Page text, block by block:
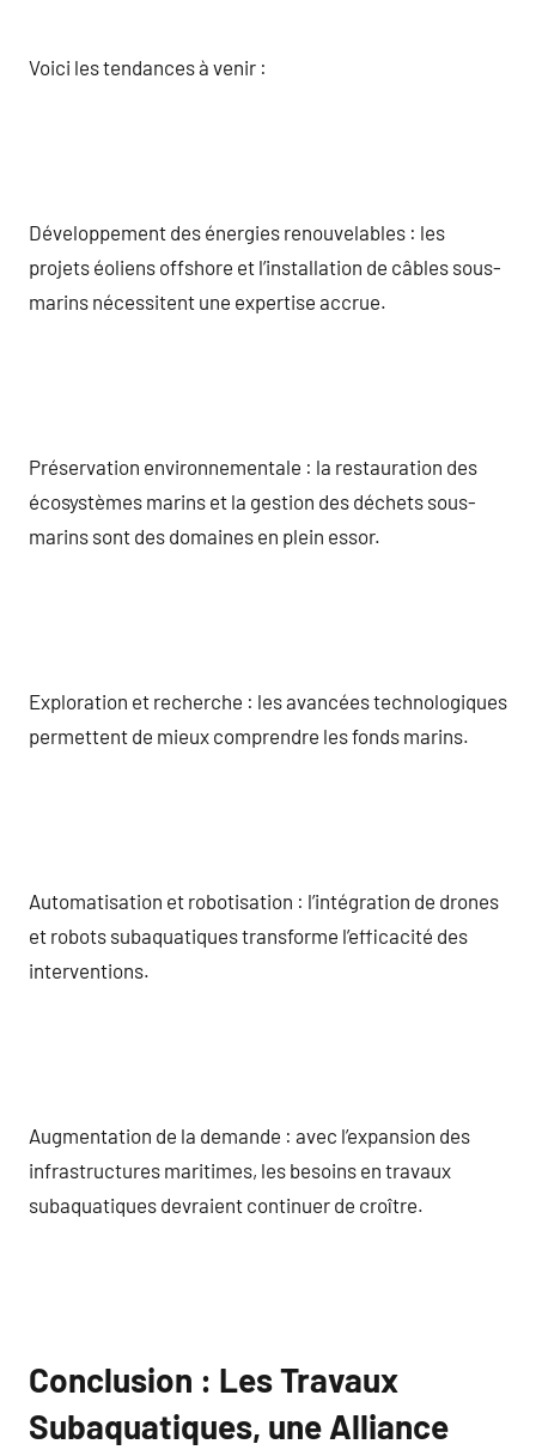
Voici les tendances à venir :
Développement des énergies renouvelables : les
projets éoliens offshore et l’installation de câbles sous-
marins nécessitent une expertise accrue.
Préservation environnementale : la restauration des
écosystèmes marins et la gestion des déchets sous-
marins sont des domaines en plein essor.
Exploration et recherche : les avancées technologiques
permettent de mieux comprendre les fonds marins.
Automatisation et robotisation : l’intégration de drones
et robots subaquatiques transforme l’efficacité des
interventions.
Augmentation de la demande : avec l’expansion des
infrastructures maritimes, les besoins en travaux
subaquatiques devraient continuer de croître.
Conclusion : Les Travaux
Subaquatiques, une Alliance